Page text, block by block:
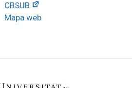
CBSUB
Mapa web